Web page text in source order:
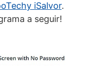
iSalvor.
a seguir!